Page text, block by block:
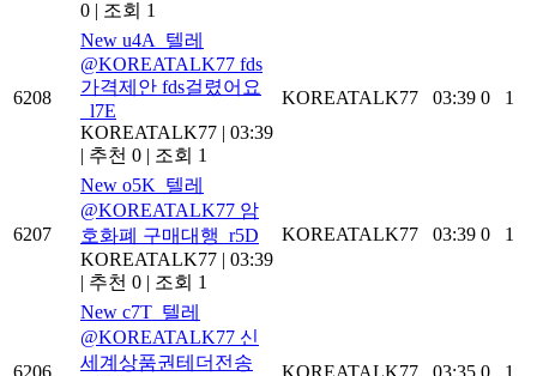
0 | 조회 1
6208
New u4A_텔레
@KOREATALK77 fds
가격제안 fds걸렸어요
_l7E
KOREATALK77 | 03:39
| 추천 0 | 조회 1
KOREATALK77 03:39 0 1
6207
New o5K_텔레
@KOREATALK77 암
호화폐 구매대행_r5D
KOREATALK77 | 03:39
| 추천 0 | 조회 1
KOREATALK77 03:39 0 1
6206
New c7T_텔레
@KOREATALK77 신
세계상품권테더전송
KOREATALK77 03:35 0 1